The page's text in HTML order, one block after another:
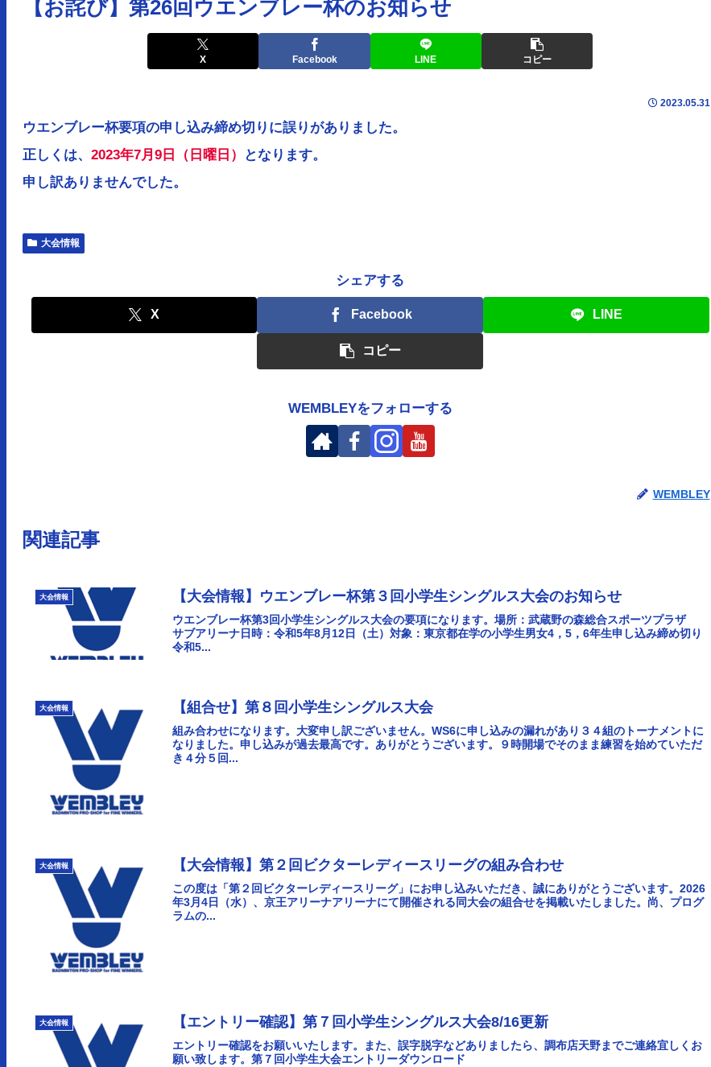
【お詫び】第26回ウエンブレー杯のお知らせ
X Facebook LINE コピー
2023.05.31
ウエンブレー杯要項の申し込み締め切りに誤りがありました。
正しくは、 2023年7月9日（日曜日）
となります。
申し訳ありませんでした。
大会情報
シェアする
X Facebook LINE
コピー
WEMBLEYをフォローする
WEMBLEY
関連記事
大会情報 【大会情報】ウエンブレー杯第３回小学生シングルス大会のお知らせ
ウエンブレー杯第3回小学生シングルス大会の要項になります。場所：武蔵野の森総合スポーツプラザ
サブアリーナ日時：令和5年8月12日（土）対象：東京都在学の小学生男女4，5，6年生申し込み締め切り
令和5...
大会情報 【組合せ】第８回小学生シングルス大会
組み合わせになります。大変申し訳ございません。WS6に申し込みの漏れがあり３４組のトーナメントに
なりました。申し込みが過去最高です。ありがとうございます。９時開場でそのまま練習を始めていただ
き４分５回...
大会情報 【大会情報】第２回ビクターレディースリーグの組み合わせ
この度は「第２回ビクターレディースリーグ」にお申し込みいただき、誠にありがとうございます。2026
年3月4日（水）、京王アリーナアリーナにて開催される同大会の組合せを掲載いたしました。尚、プログ
ラムの...
大会情報 【エントリー確認】第７回小学生シングルス大会8/16更新
エントリー確認をお願いいたします。また、誤字脱字などありましたら、調布店天野までご連絡宜しくお
願い致します。第７回小学生大会エントリーダウンロード